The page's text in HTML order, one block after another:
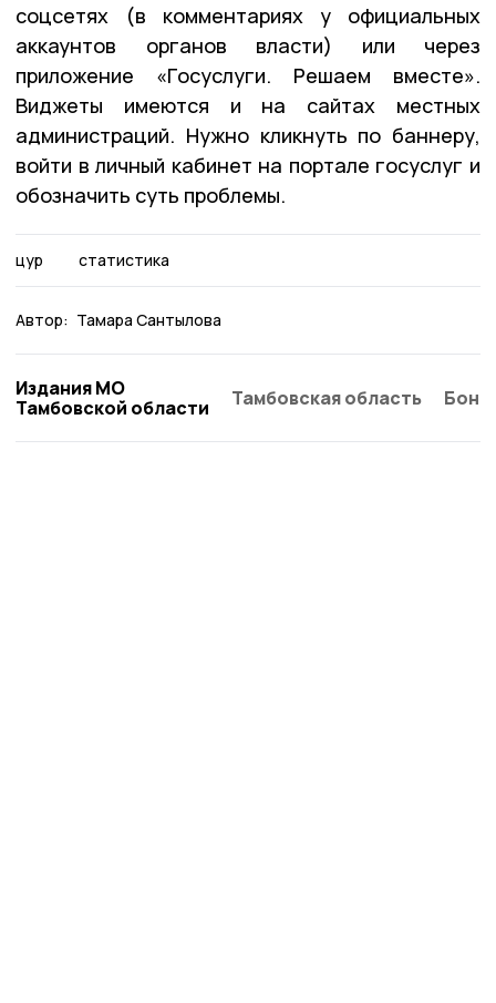
соцсетях (в комментариях у официальных
аккаунтов органов власти) или через
приложение «Госуслуги. Решаем вместе».
Виджеты имеются и на сайтах местных
администраций. Нужно кликнуть по баннеру,
войти в личный кабинет на портале госуслуг и
обозначить суть проблемы.
цур статистика
Автор: Тамара Сантылова
Издания МО
Тамбовской области
Тамбовская область